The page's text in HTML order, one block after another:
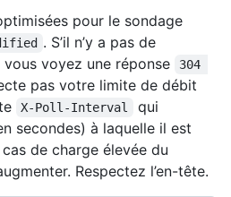
pour le sondage
. S’il n’y a pas de
voyez une réponse
304
pas votre limite de débit
X-Poll-Interval
qui
secondes) à laquelle il est
de charge élevée du
Respectez l’en-tête.